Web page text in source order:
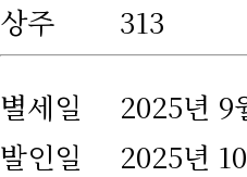
상주 313
별세일
2025년 9
발인일
2025년